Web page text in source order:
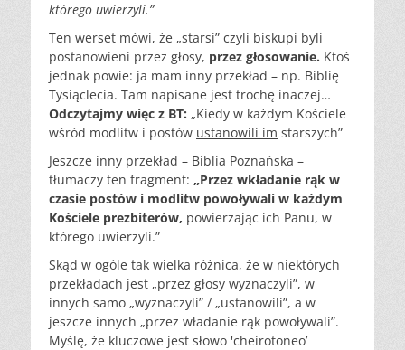
którego uwierzyli.”
Ten werset mówi, że „starsi” czyli biskupi byli
postanowieni przez głosy, przez głosowanie. Ktoś
jednak powie: ja mam inny przekład – np. Biblię
Tysiąclecia. Tam napisane jest trochę inaczej…
Odczytajmy więc z BT: „Kiedy w każdym Kościele
wśród modlitw i postów ustanowili im starszych”
Jeszcze inny przekład – Biblia Poznańska –
tłumaczy ten fragment: „Przez wkładanie rąk w
czasie postów i modlitw powoływali w każdym
Kościele prezbiterów, powierzając ich Panu, w
którego uwierzyli.”
Skąd w ogóle tak wielka różnica, że w niektórych
przekładach jest „przez głosy wyznaczyli”, w
innych samo „wyznaczyli” / „ustanowili”, a w
jeszcze innych „przez władanie rąk powoływali”.
Myślę, że kluczowe jest słowo 'cheirotoneo’